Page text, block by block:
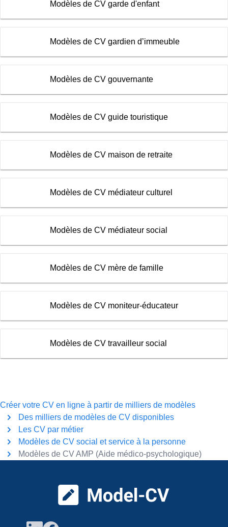
Modèles de CV garde d'enfant
Modèles de CV gardien d’immeuble
Modèles de CV gouvernante
Modèles de CV guide touristique
Modèles de CV maison de retraite
Modèles de CV médiateur culturel
Modèles de CV médiateur social
Modèles de CV mère de famille
Modèles de CV moniteur-éducateur
Modèles de CV travailleur social
Créer votre CV en ligne à partir de milliers de modèles
Des milliers de modèles de CV disponibles
Les CV par métier
Modèles de CV social et service à la personne
Modèles de CV AMP (Aide médico-psychologique)